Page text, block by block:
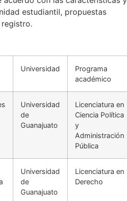
estudiantil, propuestas
Universidad
Programa
académico
Universidad
de
Guanajuato
Licenciatura en
Ciencia Política
y
Administración
Pública
Universidad
de
Guanajuato
Licenciatura en
Derecho